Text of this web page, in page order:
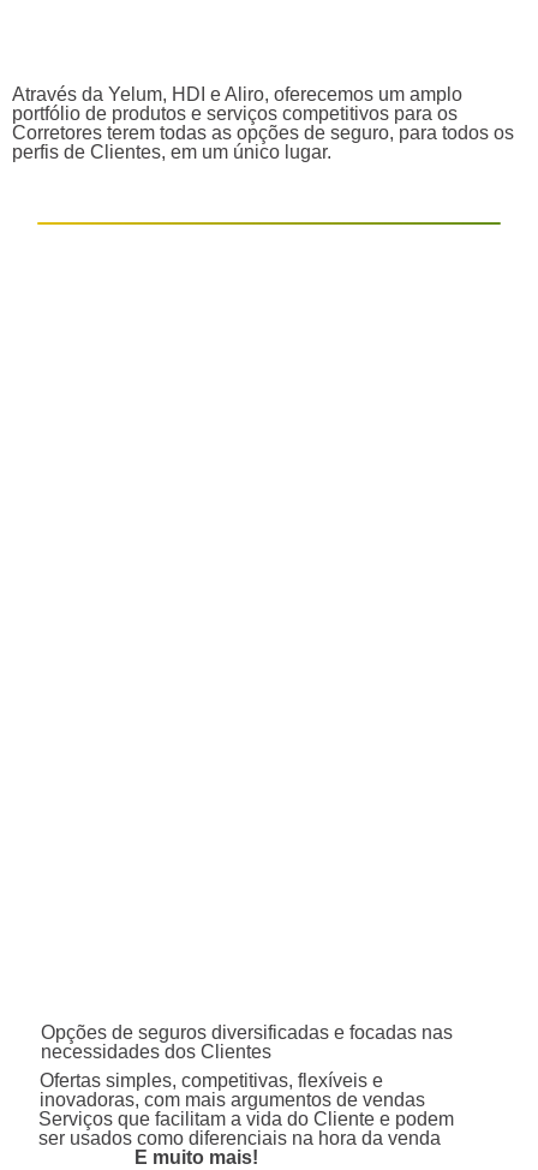
Através da Yelum, HDI e Aliro, oferecemos um amplo
portfólio de produtos e serviços competitivos para os
Corretores terem todas as opções de seguro, para todos os
perfis de Clientes, em um único lugar.
Opções de seguros diversificadas e focadas nas
necessidades dos Clientes
Ofertas simples, competitivas, flexíveis e
inovadoras, com mais argumentos de vendas
Serviços que facilitam a vida do Cliente e podem
ser usados como diferenciais na hora da venda
E muito mais!